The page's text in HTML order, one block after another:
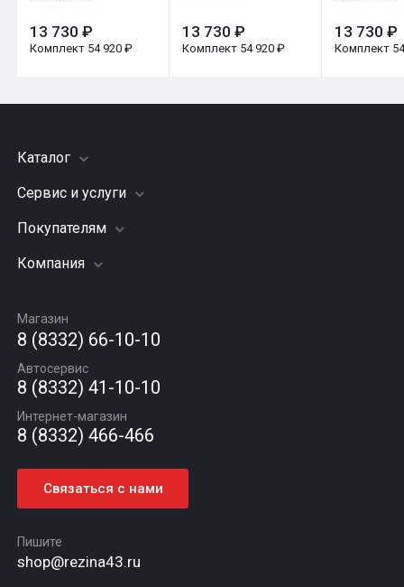
13 730 ₽
Комплект 54 920 ₽
13 730 ₽
Комплект 54 920 ₽
13 730 ₽
Комплект
Каталог
Шины
Грузовые шины
Диски
Автомасла
Сервис и услуги
Заправка кондиционера
Подвеска (ходовая часть)
Шиномонтаж
Покупателям
Акции
Гарантии и возврат
Компания
Вакансии
Новости
Статьи
Контакты
Магазин
8 (8332) 66-10-10
Автосервис
8 (8332) 41-10-10
Интернет-магазин
8 (8332) 466-466
Связаться с нами
Пишите
shop@rezina43.ru